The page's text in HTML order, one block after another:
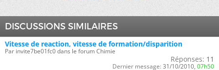
DISCUSSIONS SIMILAIRES
Vitesse de reaction, vitesse de formation/disparition
Par invite7be01fc0 dans le forum Chimie
Réponses: 11
Dernier message: 31/10/2010, 07h50